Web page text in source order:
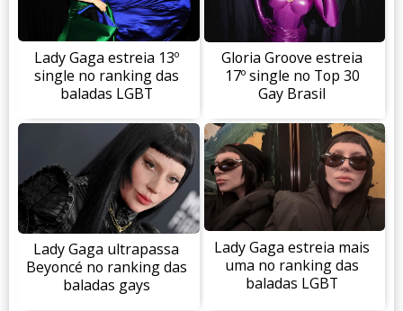
Lady Gaga estreia 13º
single no ranking das
baladas LGBT
Gloria Groove estreia
17º single no Top 30
Gay Brasil
Lady Gaga ultrapassa
Beyoncé no ranking das
baladas gays
Lady Gaga estreia mais
uma no ranking das
baladas LGBT